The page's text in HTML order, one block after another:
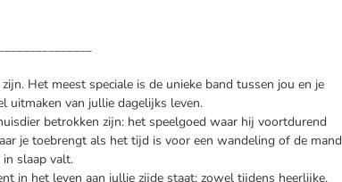
Het meest speciale is de unieke band tussen jou en je
uitmaken van jullie dagelijks leven.
betrokken zijn: het speelgoed waar hij voortdurend
je toebrengt als het tijd is voor een wandeling of de mand
slaap valt.
in het leven aan jullie zijde staat: zowel tijdens heerlijke,